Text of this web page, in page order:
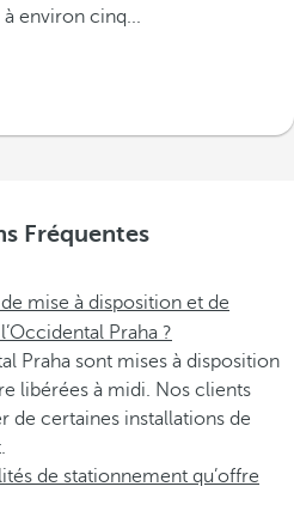
à environ cinq...
Fréquentes
mise à disposition et de
Praha ?
Praha sont mises à disposition
libérées à midi. Nos clients
de certaines installations de
de stationnement qu’offre